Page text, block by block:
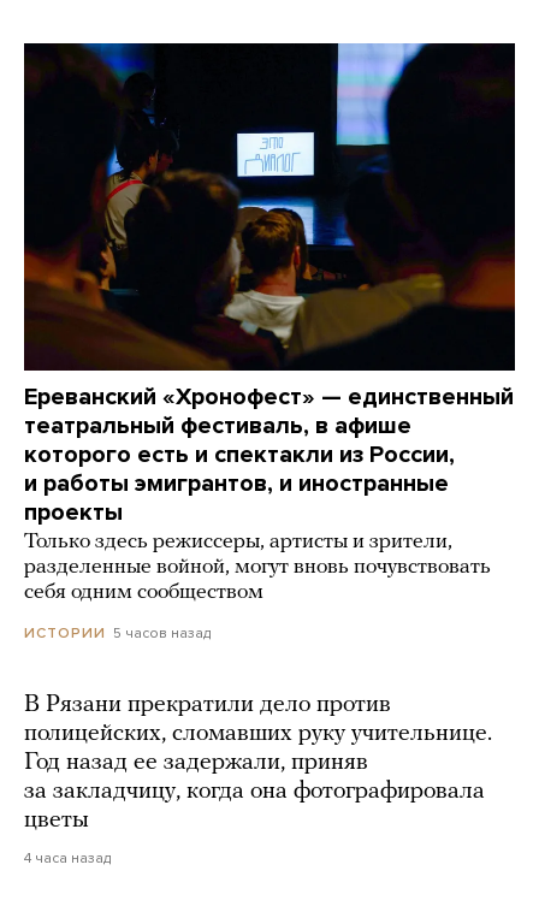
Ереванский «Хронофест» — единственный
театральный фестиваль, в афише
которого есть и спектакли из России,
и работы эмигрантов, и иностранные
проекты
Только здесь режиссеры, артисты и зрители,
разделенные войной, могут вновь почувствовать
себя одним сообществом
ИСТОРИИ 5 часов назад
В Рязани прекратили дело против
полицейских, сломавших руку учительнице.
Год назад ее задержали, приняв
за закладчицу, когда она фотографировала
цветы
4 часа назад